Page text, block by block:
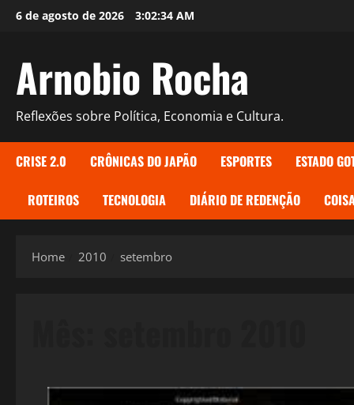
Skip6 de agosto de 2026 3:02:35 AM
Arnobio Rocha
Reflexões sobre Política, Economia e Cultura.
CRISE 2.0 CRÔNICAS DO JAPÃO ESPORTES ESTADO
ROTEIROS TECNOLOGIA DIÁRIO DE REDENÇÃO
Home 2010 setembro